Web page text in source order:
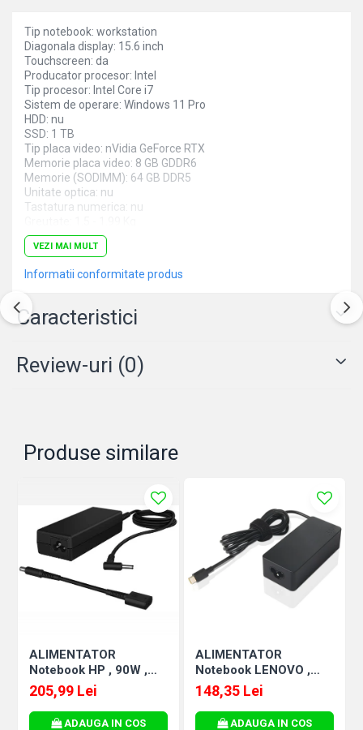
Tip notebook: workstation
Diagonala display: 15.6 inch
Touchscreen: da
Producator procesor: Intel
Tip procesor: Intel Core i7
Sistem de operare: Windows 11 Pro
HDD: nu
SSD: 1 TB
Tip placa video: nVidia GeForce RTX
Memorie placa video: 8 GB GDDR6
Memorie (SODIMM): 64 GB DDR5
Unitate optica: nu
Tastatura numerica: nu
Culoare: argintiu
Procesor (CPU): i7-13700H
VEZI MAI MULT
Informatii conformitate produs
Caracteristici
Review-uri (0)
Produse similare
ALIMENTATOR
Notebook HP , 90W ,
mufe 4.5 si 7.4mm ,
Cod Produs: H6Y90AA
205,99 Lei
ADAUGA IN COS
ALIMENTATOR
Notebook LENOVO ,
65W , USB Type-C , Cod
Produs: 4X20M26272
148,35 Lei
ADAUGA IN COS